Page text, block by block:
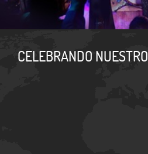
CELEBRANDO NUESTRO